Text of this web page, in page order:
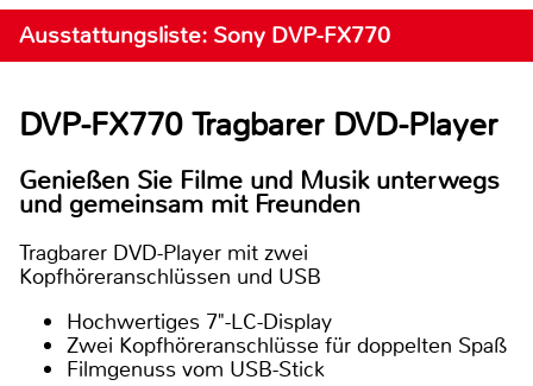
Ausstattungsliste: Sony DVP-FX770
DVP-FX770 Tragbarer DVD-Player
Genießen Sie Filme und Musik unterwegs
und gemeinsam mit Freunden
Tragbarer DVD-Player mit zwei
Kopfhöreranschlüssen und USB
Hochwertiges 7"-LC-Display
Zwei Kopfhöreranschlüsse für doppelten Spaß
Filmgenuss vom USB-Stick